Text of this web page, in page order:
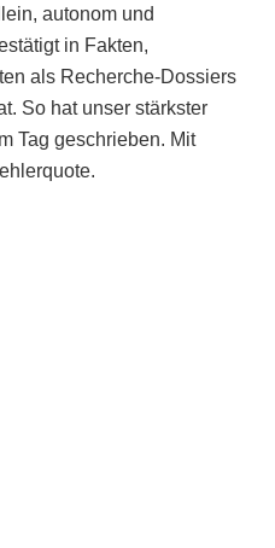
autonom und
in Fakten,
als Recherche-Dossiers
So hat unser stärkster
Tag geschrieben. Mit